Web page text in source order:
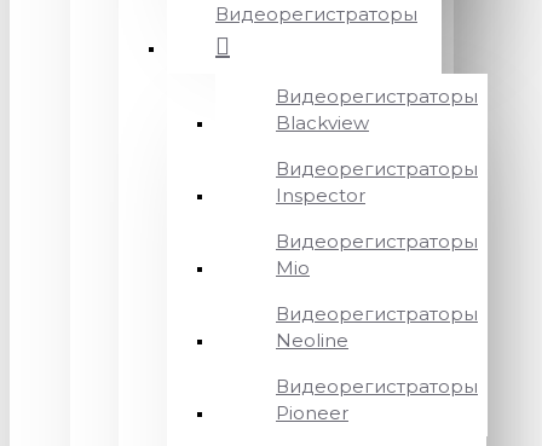
Видеорегистраторы
Видеорегистраторы
Blackview
Видеорегистраторы
Inspector
Видеорегистраторы
Mio
Видеорегистраторы
Neoline
Видеорегистраторы
Pioneer